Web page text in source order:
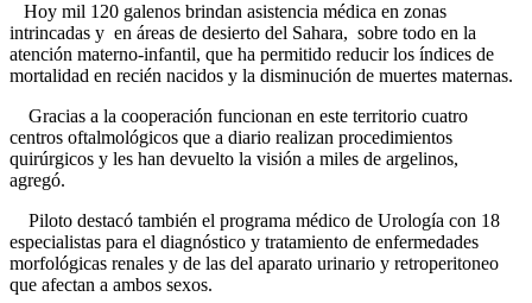
Hoy mil 120 galenos brindan asistencia médica en zonas
intrincadas y en áreas de desierto del Sahara, sobre todo en la
atención materno-infantil, que ha permitido reducir los índices de
mortalidad en recién nacidos y la disminución de muertes maternas.
Gracias a la cooperación funcionan en este territorio cuatro
centros oftalmológicos que a diario realizan procedimientos
quirúrgicos y les han devuelto la visión a miles de argelinos,
agregó.
Piloto destacó también el programa médico de Urología con 18
especialistas para el diagnóstico y tratamiento de enfermedades
morfológicas renales y de las del aparato urinario y retroperitoneo
que afectan a ambos sexos.